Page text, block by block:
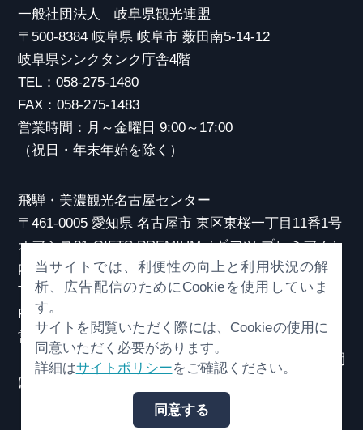
一般社団法人 岐阜県観光連盟
〒500-8384 岐阜県 岐阜市 薮田南5-14-12
岐阜県シンクタンク庁舎4階
TEL：058-275-1480
FAX：058-275-1483
営業時間：月～金曜日 9:00～17:00
（祝日・年末年始を除く）
飛騨・美濃観光名古屋センター
〒461-0005 愛知県 名古屋市 東区東桜一丁目11番1号
オアシス21 GIFTS PREMIUM（ギフツ プレミアム）
内
TEL：052-253-6185
FAX：052-253-6186
営業時間：10:00～21:00
（原則、元日を除き年中無休）※観光相談対応時間
は18:30まで
当サイトでは、利便性の向上と利用状況の解
析、広告配信のためにCookieを使用していま
す。
サイトを閲覧いただく際には、Cookieの使用に
同意いただく必要があります。
詳細はサイトポリシーをご確認ください。
同意する